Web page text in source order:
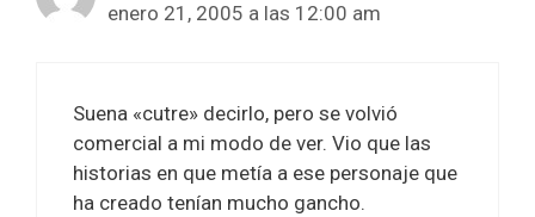
enero 21, 2005 a las 12:00 am
Suena «cutre» decirlo, pero se volvió
comercial a mi modo de ver. Vio que las
historias en que metía a ese personaje que
ha creado tenían mucho gancho.